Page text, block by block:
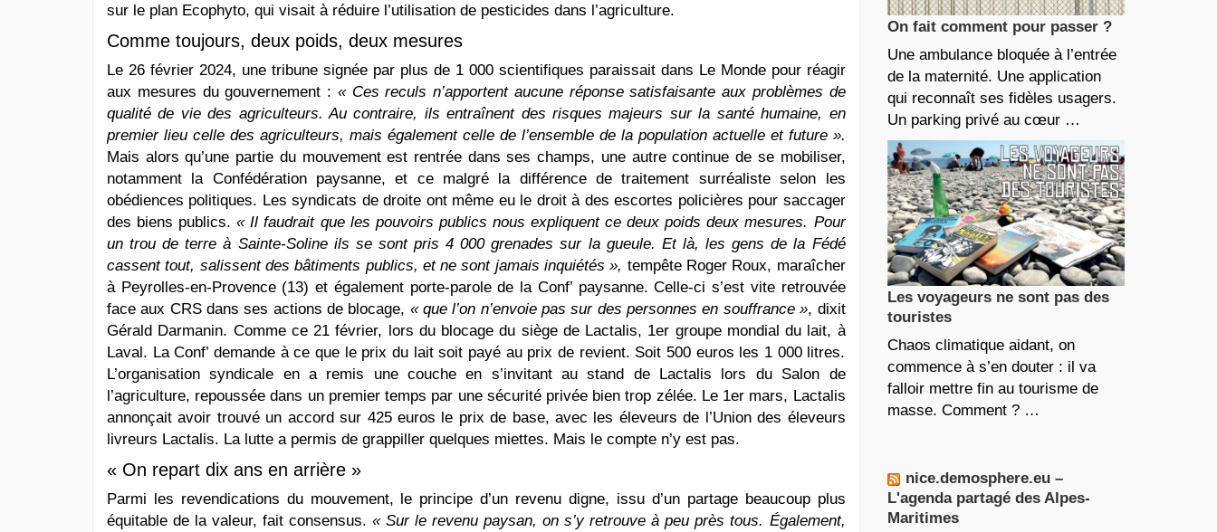
sur le plan Ecophyto, qui visait à réduire l’utilisation de pesticides dans l’agriculture.
Comme toujours, deux poids, deux mesures
Le 26 février 2024, une tribune signée par plus de 1 000 scientifiques paraissait dans Le Monde pour réagir
aux mesures du gouvernement : « Ces reculs n’apportent aucune réponse satisfaisante aux problèmes de
qualité de vie des agriculteurs. Au contraire, ils entraînent des risques majeurs sur la santé humaine, en
premier lieu celle des agriculteurs, mais également celle de l’ensemble de la population actuelle et future ».
Mais alors qu’une partie du mouvement est rentrée dans ses champs, une autre continue de se mobiliser,
notamment la Confédération paysanne, et ce malgré la différence de traitement surréaliste selon les
obédiences politiques. Les syndicats de droite ont même eu le droit à des escortes policières pour saccager
des biens publics. « Il faudrait que les pouvoirs publics nous expliquent ce deux poids deux mesures. Pour
un trou de terre à Sainte-Soline ils se sont pris 4 000 grenades sur la gueule. Et là, les gens de la Fédé
cassent tout, salissent des bâtiments publics, et ne sont jamais inquiétés », tempête Roger Roux, maraîcher
à Peyrolles-en-Provence (13) et également porte-parole de la Conf’ paysanne. Celle-ci s’est vite retrouvée
face aux CRS dans ses actions de blocage, « que l’on n’envoie pas sur des personnes en souffrance », dixit
Gérald Darmanin. Comme ce 21 février, lors du blocage du siège de Lactalis, 1er groupe mondial du lait, à
Laval. La Conf’ demande à ce que le prix du lait soit payé au prix de revient. Soit 500 euros les 1 000 litres.
L’organisation syndicale en a remis une couche en s’invitant au stand de Lactalis lors du Salon de
l’agriculture, repoussée dans un premier temps par une sécurité privée bien trop zélée. Le 1er mars, Lactalis
annonçait avoir trouvé un accord sur 425 euros le prix de base, avec les éleveurs de l’Union des éleveurs
livreurs Lactalis. La lutte a permis de grappiller quelques miettes. Mais le compte n’y est pas.
« On repart dix ans en arrière »
Parmi les revendications du mouvement, le principe d’un revenu digne, issu d’un partage beaucoup plus
équitable de la valeur, fait consensus.« Sur le revenu paysan, on s’y retrouve à peu près tous. Également,
On fait comment pour passer ?
Une ambulance bloquée à l’entrée
de la maternité. Une application
qui reconnaît ses fidèles usagers.
Un parking privé au cœur …
Les voyageurs ne sont pas des
touristes
Chaos climatique aidant, on
commence à s’en douter : il va
falloir mettre fin au tourisme de
masse. Comment ? …
nice.demosphere.eu –
L'agenda partagé des Alpes-
Maritimes